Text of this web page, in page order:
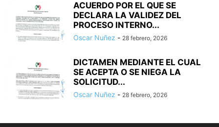
ACUERDO POR EL QUE SE
DECLARA LA VALIDEZ DEL
PROCESO INTERNO...
Oscar Nuñez - 28 febrero, 2026
DICTAMEN MEDIANTE EL CUAL
SE ACEPTA O SE NIEGA LA
SOLICITUD...
Oscar Nuñez - 28 febrero, 2026